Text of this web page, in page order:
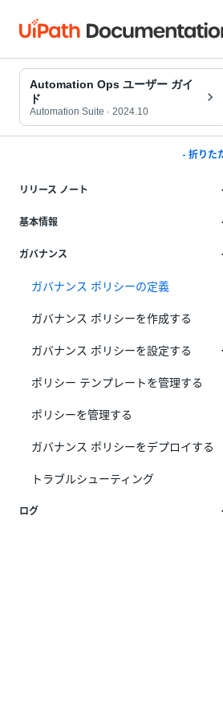
Automation Ops ユーザー ガイ
ド
Automation Suite · 2024.10
- 折りた
リリース ノート
基本情報
ガバナンス
ガバナンス ポリシーの定義
ガバナンス ポリシーを作成する
ガバナンス ポリシーを設定する
ポリシー テンプレートを管理する
ポリシーを管理する
ガバナンス ポリシーをデプロイする
トラブルシューティング
ログ